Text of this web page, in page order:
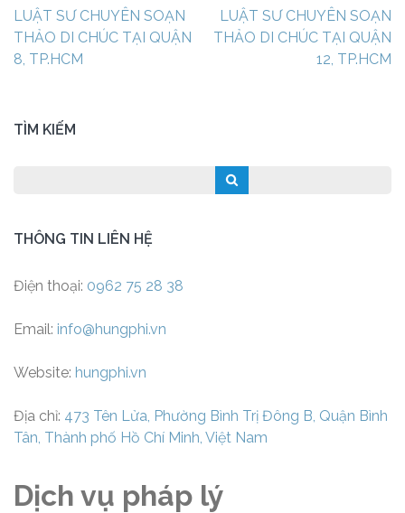
Điều
hướng
bài
LUẬT SƯ CHUYÊN SOẠN
THẢO DI CHÚC TẠI QUẬN
8, TP.HCM
LUẬT SƯ CHUYÊN SOẠN
THẢO DI CHÚC TẠI QUẬN
12, TP.HCM
TÌM KIẾM
THÔNG TIN LIÊN HỆ
Điện thoại: 0962 75 28 38
Email: info@hungphi.vn
Website: hungphi.vn
Địa chỉ: 473 Tên Lửa, Phường Bình Trị Đông B, Quận Bình
Tân, Thành phố Hồ Chí Minh, Việt Nam
Dịch vụ pháp lý